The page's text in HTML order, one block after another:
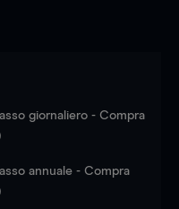
giornaliero - Compra
annuale - Compra